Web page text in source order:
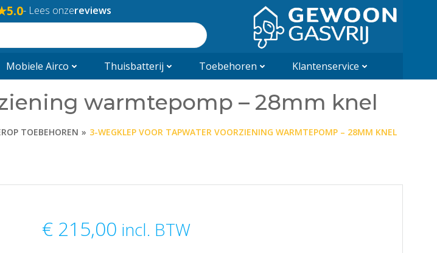
5.0- Lees onzereviews
Mobiele Airco Thuisbatterij Toebehoren Klantenservice
warmtepomp – 28mm knel
TOEBEHOREN 3-WEGKLEP VOOR TAPWATER VOORZIENING WARMTEPOMP – 28MM KNEL
€215,00 incl. BTW